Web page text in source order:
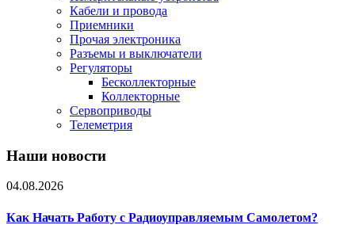
Кабели и провода
Приемники
Прочая электроника
Разъемы и выключатели
Регуляторы
Бесколлекторные
Коллекторные
Сервоприводы
Телеметрия
Наши новости
04.08.2026
Как Начать Работу с Радиоуправляемым Самолетом?